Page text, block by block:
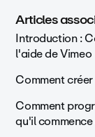
Articles
Introduction :
l'aide de Vimeo
Comment
Comment
qu'il